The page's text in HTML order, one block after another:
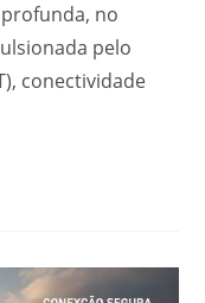
no
pelo
conectividade